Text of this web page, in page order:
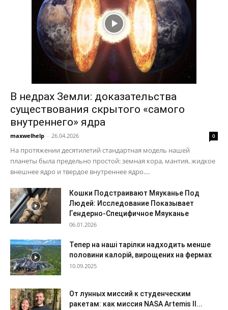
В недрах Земли: доказательства
существования скрытого «самого
внутреннего» ядра
maxwelhelp - 26.04.2026 0
На протяжении десятилетий стандартная модель нашей
планеты была предельно простой: земная кора, мантия, жидкое
внешнее ядро и твердое внутреннее ядро....
Кошки Подстраивают Мяуканье Под
Людей: Исследование Показывает
Гендерно-Специфичное Мяуканье
06.01.2026
Тепер на наші тарілки надходить менше
половини калорій, вирощених на фермах
10.09.2025
От лунных миссий к студенческим
ракетам: как миссия NASA Artemis II...